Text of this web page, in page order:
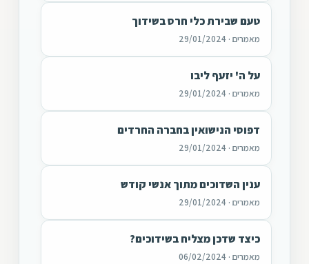
טעם שבירת כלי חרס בשידוך
מאמרים · 29/01/2024
על ה' יזעף ליבו
מאמרים · 29/01/2024
דפוסי הנישואין בחברה החרדים
מאמרים · 29/01/2024
ענין השדוכים מתוך אנשי קודש
מאמרים · 29/01/2024
כיצד שדכן מצליח בשידוכים?
מאמרים · 06/02/2024